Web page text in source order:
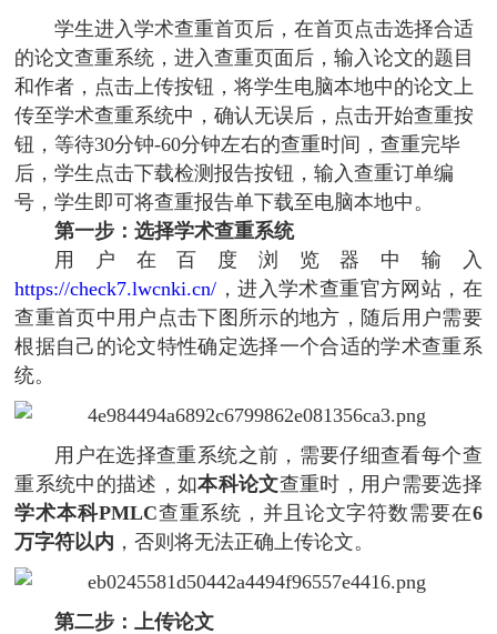
学生进入学术查重首页后，在首页点击选择合适
的论文查重系统，进入查重页面后，输入论文的题目
和作者，点击上传按钮，将学生电脑本地中的论文上
传至学术查重系统中，确认无误后，点击开始查重按
钮，等待30分钟-60分钟左右的查重时间，查重完毕
后，学生点击下载检测报告按钮，输入查重订单编
号，学生即可将查重报告单下载至电脑本地中。
第一步：选择学术查重系统
用户在百度浏览器中输入
https://check7.lwcnki.cn/ ，进入学术查重官方网站，在
查重首页中用户点击下图所示的地方，随后用户需要
根据自己的论文特性确定选择一个合适的学术查重系
统。
用户在选择查重系统之前，需要仔细查看每个查
重系统中的描述，如本科论文查重时，用户需要选择
学术本科PMLC查重系统，并且论文字符数需要在6
万字符以内 ，否则将无法正确上传论文。
第二步：上传论文